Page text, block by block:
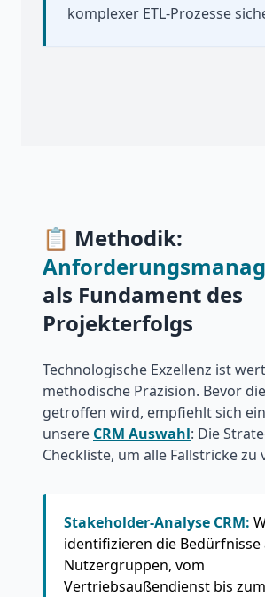
komplexer ETL-Prozesse
📋 Methodik:
als Fundament des
Projekterfolgs
Technologische Exzellenz ist
methodische Präzision. Bevor
getroffen wird, empfiehlt sich
unsere CRM Auswahl: Die
Checkliste, um alle Fallstricke zu
Stakeholder-Analyse CRM:
identifizieren die Bedürfnisse
Nutzergruppen, vom
Vertriebsaußendienst bis